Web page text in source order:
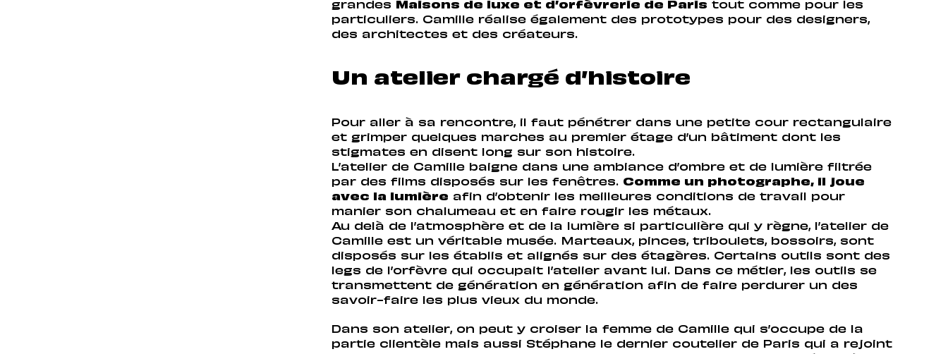
grandes
Maisons de luxe et d’orfèvrerie de Paris tout comme pour les
particuliers. Camille réalise également des prototypes pour des designers,
des architectes et des créateurs.
Un atelier chargé d’histoire
Pour aller à sa rencontre, il faut pénétrer dans une petite cour rectangulaire
et grimper quelques marches au premier étage d’un bâtiment dont les
stigmates en disent long sur son histoire.
L’atelier de Camille baigne dans une ambiance d’ombre et de lumière filtrée
par des films disposés sur les fenêtres. Comme un photographe, il joue
avec la lumière afin d’obtenir les meilleures conditions de travail pour
manier son chalumeau et en faire rougir les métaux.
Au delà de l’atmosphère et de la lumière si particulière qui y règne, l’atelier de
Camille est un véritable musée. Marteaux, pinces, triboulets, bossoirs, sont
disposés sur les établis et alignés sur des étagères. Certains outils sont des
legs de l’orfèvre qui occupait l’atelier avant lui. Dans ce métier, les outils se
transmettent de génération en génération afin de faire perdurer un des
savoir-faire les plus vieux du monde.
Dans son atelier, on peut y croiser la femme de Camille qui s’occupe de la
partie clientèle mais aussi Stéphane le dernier coutelier de Paris qui a rejoint